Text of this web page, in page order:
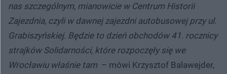
nas szczególnym, mianowicie w Centrum Historii
Zajezdnia, czyli w dawnej zajezdni autobusowej przy ul.
Grabiszyńskiej. Będzie to dzień obchodów 41. rocznicy
strajków Solidarności, które rozpoczęły się we
Wrocławiu właśnie tam – mówi Krzysztof Balawejder,